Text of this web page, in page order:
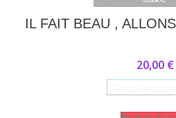
IL FAIT BEAU ,
20,00 €